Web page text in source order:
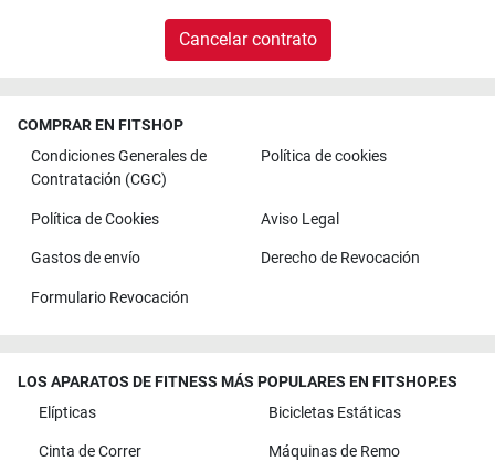
Cancelar contrato
COMPRAR EN FITSHOP
Condiciones Generales de
Contratación (CGC)
Política de cookies
Política de Cookies Aviso Legal
Gastos de envío Derecho de Revocación
Formulario Revocación
LOS APARATOS DE FITNESS MÁS POPULARES EN FITSHOP.ES
Elípticas
Bicicletas Estáticas
Cinta de Correr Máquinas de Remo